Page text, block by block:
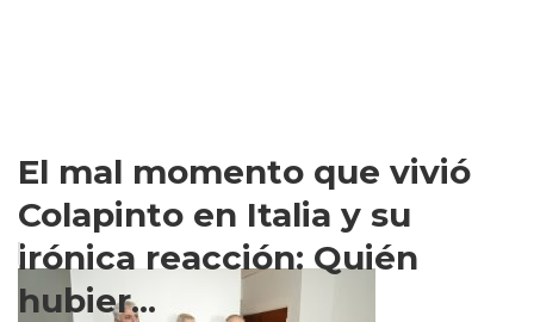
El mal momento que vivió
Colapinto en Italia y su
irónica reacción: Quién
hubier...